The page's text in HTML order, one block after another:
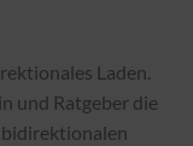
Laden.
und Ratgeber die